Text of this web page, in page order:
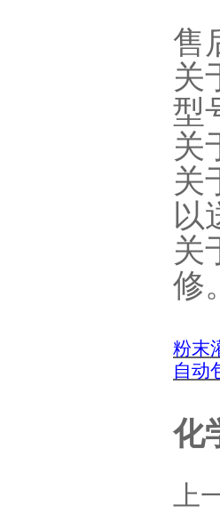
售
关
型
关
关
以
关
修
粉末
自动
化
上